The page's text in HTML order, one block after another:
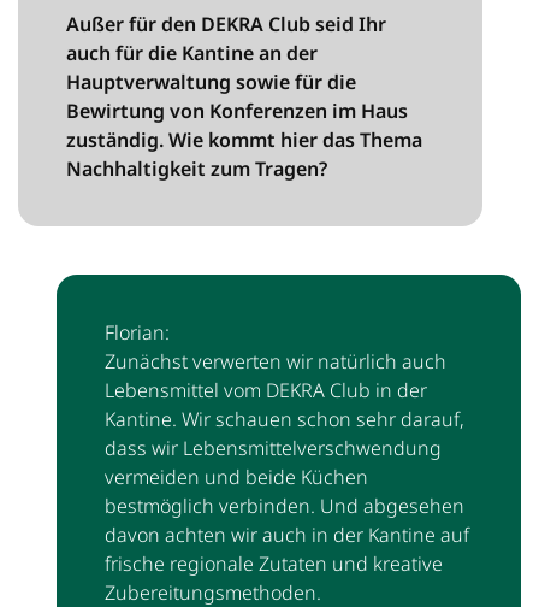
Außer für den DEKRA Club seid Ihr
auch für die Kantine an der
Hauptverwaltung sowie für die
Bewirtung von Konferenzen im Haus
zuständig. Wie kommt hier das Thema
Nachhaltigkeit zum Tragen?
Florian:
Zunächst verwerten wir natürlich auch
Lebensmittel vom DEKRA Club in der
Kantine. Wir schauen schon sehr darauf,
dass wir Lebensmittelverschwendung
vermeiden und beide Küchen
bestmöglich verbinden. Und abgesehen
davon achten wir auch in der Kantine auf
frische regionale Zutaten und kreative
Zubereitungsmethoden.